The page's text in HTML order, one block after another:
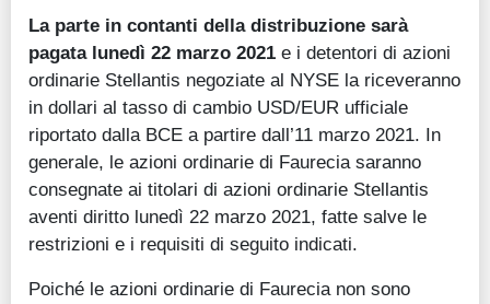
La parte in contanti della distribuzione sarà
pagata lunedì 22 marzo 2021 e i detentori di azioni
ordinarie Stellantis negoziate al NYSE la riceveranno
in dollari al tasso di cambio USD/EUR ufficiale
riportato dalla BCE a partire dall’11 marzo 2021. In
generale, le azioni ordinarie di Faurecia saranno
consegnate ai titolari di azioni ordinarie Stellantis
aventi diritto lunedì 22 marzo 2021, fatte salve le
restrizioni e i requisiti di seguito indicati.
Poiché le azioni ordinarie di Faurecia non sono